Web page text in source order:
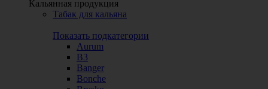
Кальянная продукция
Табак для кальяна
Показать подкатегории
Aurum
B3
Banger
Bonche